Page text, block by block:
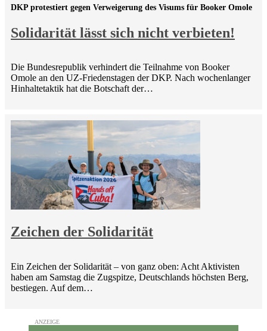
Solidarität lässt sich nicht verbieten!
DKP protestiert gegen Verweigerung des Visums für Booker Omole
Die Bundesrepublik verhindert die Teilnahme von Booker
Omole an den UZ-Friedenstagen der DKP. Nach wochenlanger
Hinhaltetaktik hat die Botschaft der…
Zeichen der Solidarität
Ein Zeichen der Solidarität – von ganz oben: Acht Aktivisten
haben am Samstag die Zugspitze, Deutschlands höchsten Berg,
bestiegen. Auf dem…